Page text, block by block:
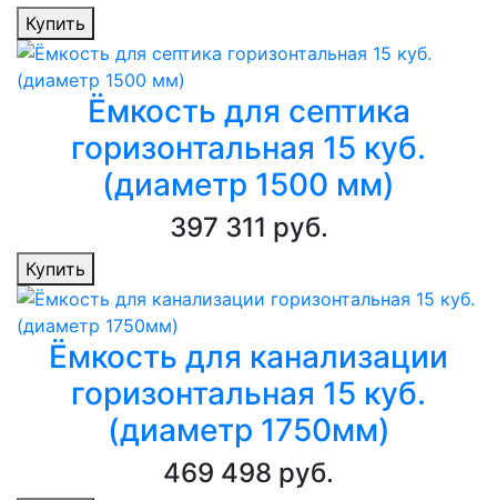
Купить
Ёмкость для септика
горизонтальная 15 куб.
(диаметр 1500 мм)
397 311 руб.
Купить
Ёмкость для канализации
горизонтальная 15 куб.
(диаметр 1750мм)
469 498 руб.